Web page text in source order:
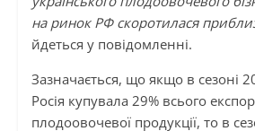
на ринок РФ скоротилася
йдеться у повідомленні.
Зазначається, що якщо в сезоні
Росія купувала 29% всього
плодоовочевої продукції, то в